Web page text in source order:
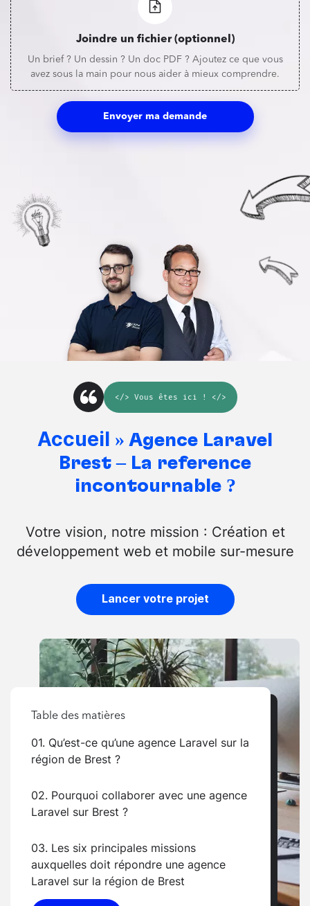
Joindre un fichier (optionnel)
Un brief ? Un dessin ? Un doc PDF ? Ajoutez ce que vous
avez sous la main pour nous aider à mieux comprendre.
Envoyer ma demande
</> Vous êtes ici ! </>
Accueil » Agence Laravel
Brest – La référence
incontournable ?
Votre vision, notre mission : Création et
développement web et mobile sur-mesure
Lancer votre projet
Table des matières
01. Qu’est-ce qu’une agence Laravel sur la
région de Brest ?
02. Pourquoi collaborer avec une agence
Laravel sur Brest ?
03. Les six principales missions
auxquelles doit répondre une agence
Laravel sur la région de Brest